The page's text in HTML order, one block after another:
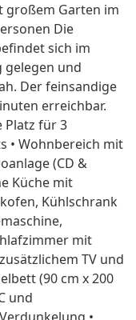
großem Garten im
Die
sich im
gelegen und
Der feinsandige
erreichbar.
Platz für 3
• Wohnbereich mit
(CD &
Küche mit
Kühlschrank
mit
TV und
(90 cm x 200
und